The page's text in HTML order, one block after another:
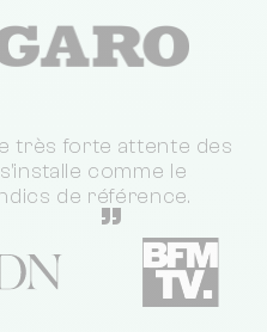
très forte attente des
comme le
de référence.
”